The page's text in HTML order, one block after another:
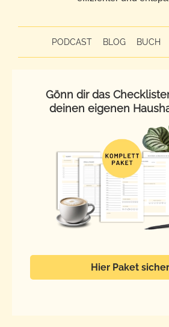
PODCAST BLOG BUCH
Gönn dir das
deinen eigenen
Hier Paket